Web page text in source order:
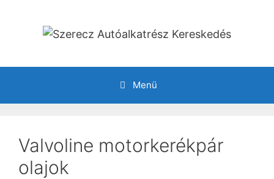
tartalomba
Menü
Valvoline motorkerékpár
olajok